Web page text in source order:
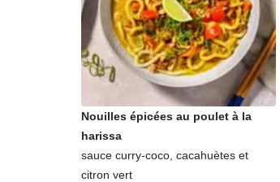
Nouilles épicées au poulet à la
harissa
sauce curry-coco, cacahuètes et
citron vert